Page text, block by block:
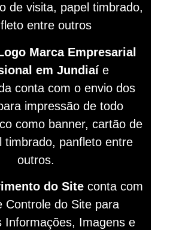
de visita, papel timbrado,
entre outros
Marca Empresarial
em Jundiaíe
conta com o envio dos
impressão de todo
como banner, cartão de
timbrado, panfleto entre
outros.
do Siteconta com
Controle do Site para
Informações, Imagens e